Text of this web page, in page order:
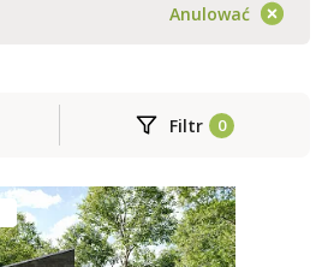
Anulować
Filtr